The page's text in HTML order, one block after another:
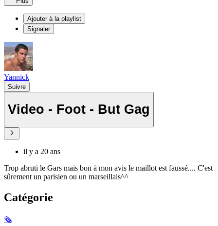
Ajouter à la playlist
Signaler
Yannick
Suivre
Video - Foot - But Gag
il y a 20 ans
Trop abruti le Gars mais bon à mon avis le maillot est faussé.... C'est
sûrement un parisien ou un marseillais^^
Catégorie
🗞